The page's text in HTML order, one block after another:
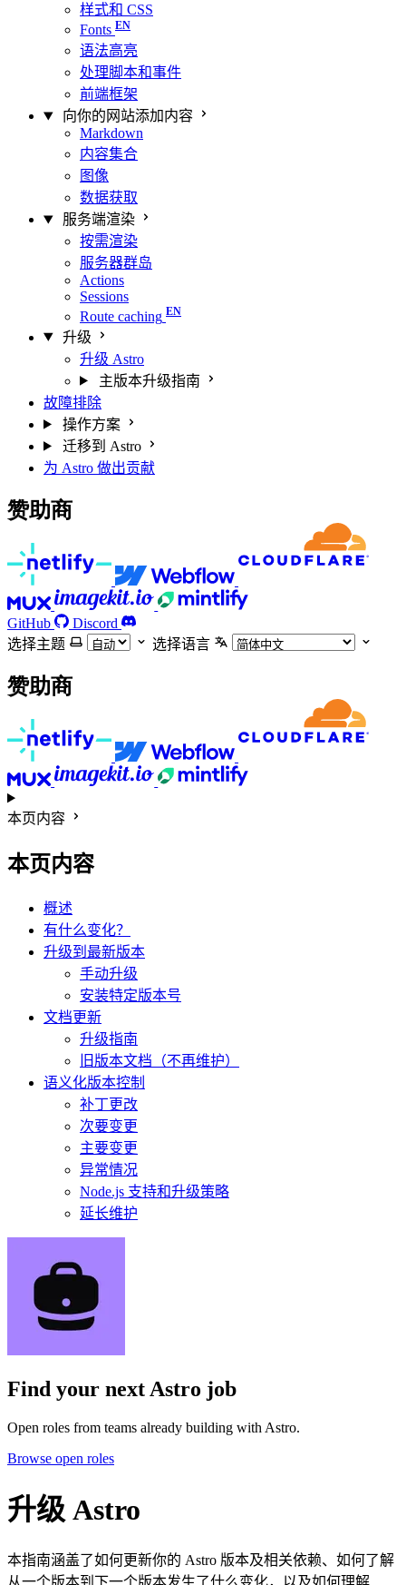
样式和 CSS
Fonts
语法高亮
处理脚本和事件
前端框架
向你的网站添加内容
Markdown
内容集合
图像
数据获取
服务端渲染
按需渲染
服务器群岛
Actions
Sessions
Route caching
升级
升级 Astro
主版本升级指南
故障排除
操作方案
迁移到 Astro
为 Astro 做出贡献
赞助商
GitHub
Discord
选择主题
选择语言
赞助商
本页内容
本页内容
概述
有什么变化？
升级到最新版本
手动升级
安装特定版本号
文档更新
升级指南
旧版本文档（不再维护）
语义化版本控制
补丁更改
次要变更
主要变更
异常情况
Node.js 支持和升级策略
延长维护
Find your next Astro job
Open roles from teams already building with Astro.
Browse open roles
升级 Astro
本指南涵盖了如何更新你的 Astro 版本及相关依赖、如何了解
从一个版本到下一个版本发生了什么变化，以及如何理解